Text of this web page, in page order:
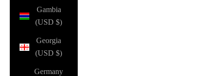
Gambia
(USD $)
Georgia
(USD $)
Germany